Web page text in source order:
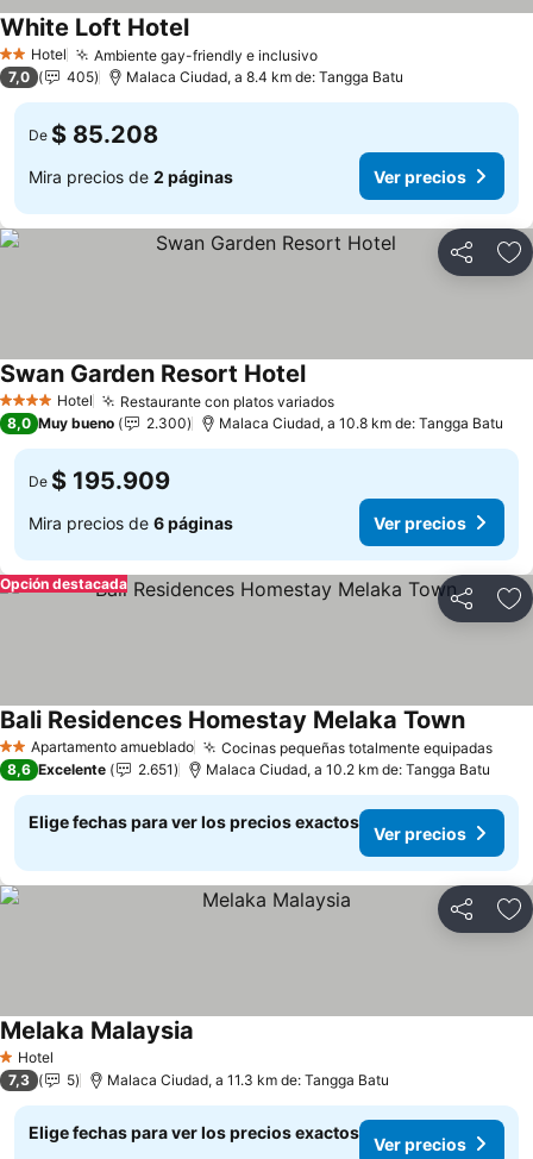
2 Estrellas
Hotel Ambiente gay-friendly e inclusivoVer precios
White Loft HotelVer precios
7,0 405 Malaca Ciudad, a 8.4 km de: Tangga Batu
De $ 85.208
Mira precios de 2 páginas Ver precios
Compartir
4 EstrellasHotel Restaurante con platos variadosVer precios
Swan Garden Resort HotelVer precios
8,0 Muy bueno 2.300 Malaca Ciudad, a 10.8 km de: Tangga Batu
De $ 195.909
Mira precios de 6 páginas Ver precios
Compartir
Opción destacada
2 EstrellasApartamento amueblado Cocinas pequeñas totalmente equipadasVer
Bali Residences Homestay Melaka TownVer
8,6 Excelente 2.651 Malaca Ciudad, a 10.2 km de: Tangga Batu
Elige fechas para ver los precios exactos
Ver precios
Compartir
1 Estrellas
Hotel
Melaka Malaysia
7,3 5 Malaca Ciudad, a 11.3 km de: Tangga Batu
Elige fechas para ver los precios exactos
Ver precios